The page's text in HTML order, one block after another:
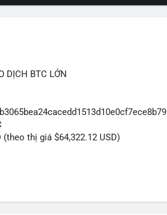
DỊCH BTC LỚN
thị giá $64,322.12 USD)